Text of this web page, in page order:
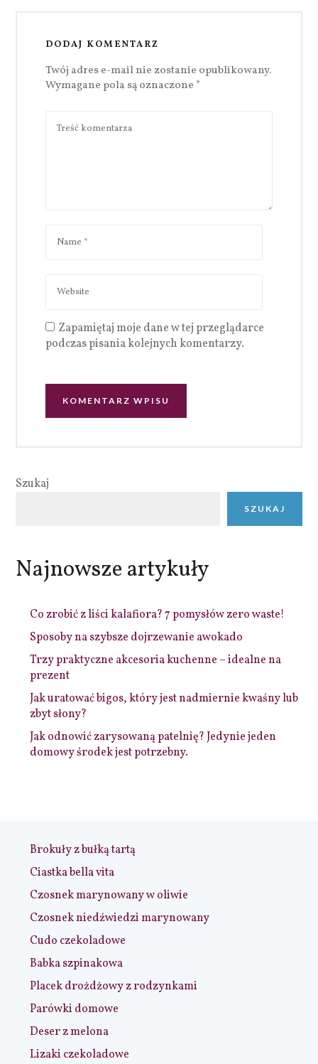
DODAJ KOMENTARZ
Twój adres e-mail nie zostanie opublikowany.
Wymagane pola są oznaczone *
Zapamiętaj moje dane w tej przeglądarce
podczas pisania kolejnych komentarzy.
Szukaj
SZUKAJ
Najnowsze artykuły
Co zrobić z liści kalafiora? 7 pomysłów zero waste!
Sposoby na szybsze dojrzewanie awokado
Trzy praktyczne akcesoria kuchenne – idealne na
prezent
Jak uratować bigos, który jest nadmiernie kwaśny lub
zbyt słony?
Jak odnowić zarysowaną patelnię? Jedynie jeden
domowy środek jest potrzebny.
Brokuły z bułką tartą
Ciastka bella vita
Czosnek marynowany w oliwie
Czosnek niedźwiedzi marynowany
Cudo czekoladowe
Babka szpinakowa
Placek drożdżowy z rodzynkami
Parówki domowe
Deser z melona
Lizaki czekoladowe